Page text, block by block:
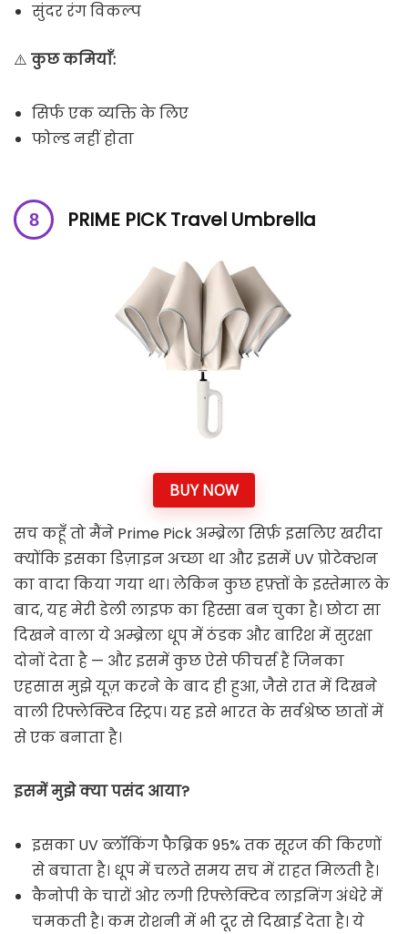
सुंदर रंग विकल्प
⚠️ कुछ कमियाँ:
सिर्फ एक व्यक्ति के लिए
फोल्ड नहीं होता
PRIME PICK Travel Umbrella
BUY NOW
सच कहूँ तो मैंने Prime Pick अम्ब्रेला सिर्फ़ इसलिए खरीदा
क्योंकि इसका डिज़ाइन अच्छा था और इसमें UV प्रोटेक्शन
का वादा किया गया था। लेकिन कुछ हफ़्तों के इस्तेमाल के
बाद, यह मेरी डेली लाइफ का हिस्सा बन चुका है। छोटा सा
दिखने वाला ये अम्ब्रेला धूप में ठंडक और बारिश में सुरक्षा
दोनों देता है — और इसमें कुछ ऐसे फीचर्स हैं जिनका
एहसास मुझे यूज़ करने के बाद ही हुआ, जैसे रात में दिखने
वाली रिफ्लेक्टिव स्ट्रिप। यह इसे भारत के सर्वश्रेष्ठ छातों में
से एक बनाता है।
इसमें मुझे क्या पसंद आया?
इसका UV ब्लॉकिंग फैब्रिक 95% तक सूरज की किरणों
से बचाता है। धूप में चलते समय सच में राहत मिलती है।
कैनोपी के चारों ओर लगी रिफ्लेक्टिव लाइनिंग अंधेरे में
चमकती है। कम रोशनी में भी दूर से दिखाई देता है। ये